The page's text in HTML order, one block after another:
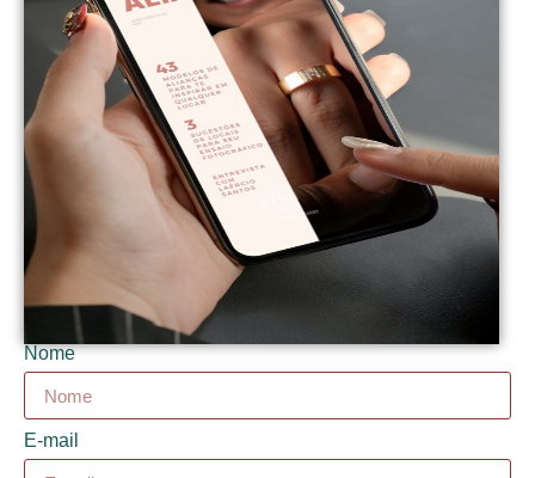
Nome
E-mail